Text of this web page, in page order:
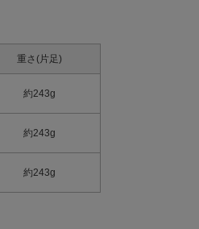
重さ(片足)
約243g
約243g
約243g